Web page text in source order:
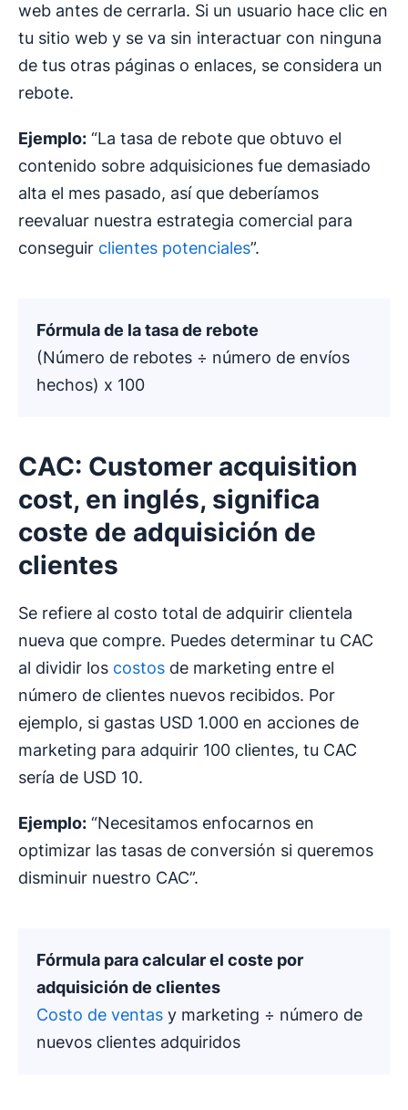
web antes de cerrarla. Si un usuario hace clic en
tu sitio web y se va sin interactuar con ninguna
de tus otras páginas o enlaces, se considera un
rebote.
Ejemplo: “La tasa de rebote que obtuvo el
contenido sobre adquisiciones fue demasiado
alta el mes pasado, así que deberíamos
reevaluar nuestra estrategia comercial para
conseguir clientes potenciales”.
Fórmula de la tasa de rebote
(Número de rebotes ÷ número de envíos
hechos) x 100
CAC: Customer acquisition
cost, en inglés, significa
coste de adquisición de
clientes
Se refiere al costo total de adquirir clientela
nueva que compre. Puedes determinar tu CAC
al dividir los costos de marketing entre el
número de clientes nuevos recibidos. Por
ejemplo, si gastas USD 1.000 en acciones de
marketing para adquirir 100 clientes, tu CAC
sería de USD 10.
Ejemplo: “Necesitamos enfocarnos en
optimizar las tasas de conversión si queremos
disminuir nuestro CAC”.
Fórmula para calcular el coste por
adquisiciónde clientes
Costo de ventas y marketing ÷ número de
nuevos clientes adquiridos